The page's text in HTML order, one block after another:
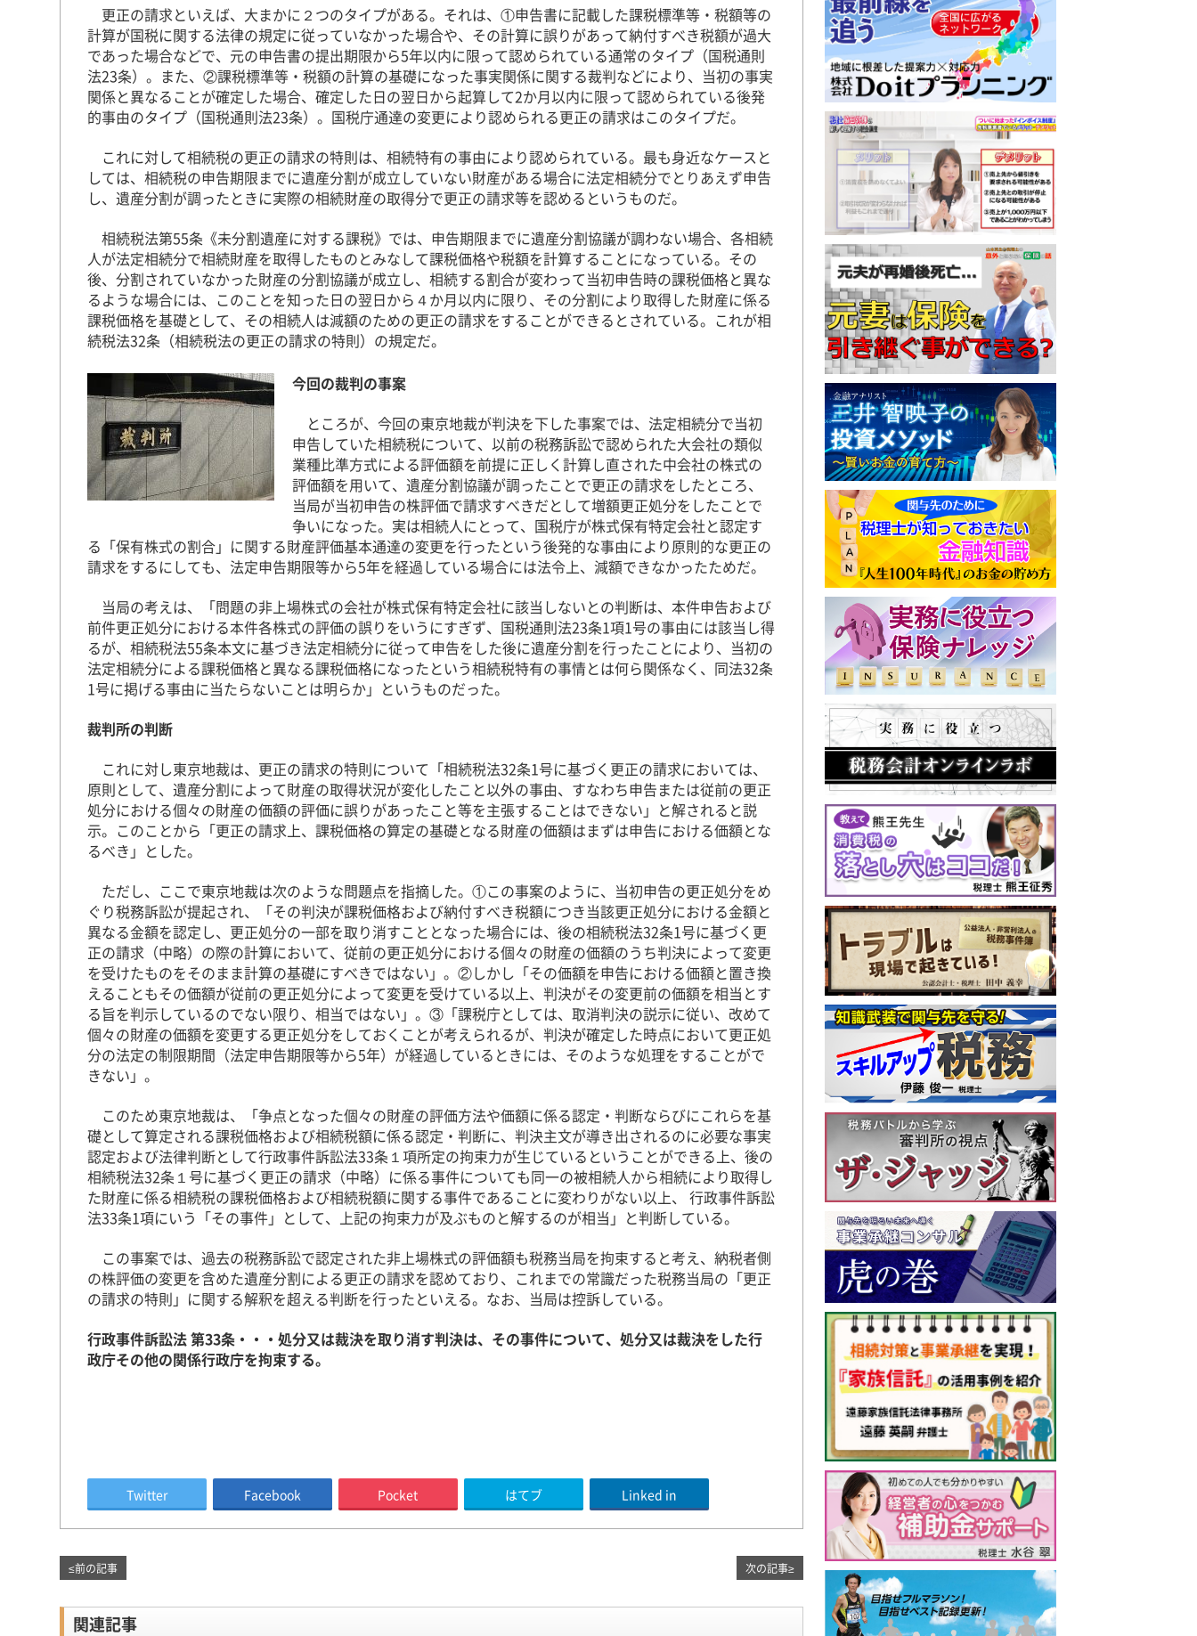
更正の請求といえば、大まかに２つのタイプがある。それは、①申告書に記載した課税標準等・税額等の
計算が国税に関する法律の規定に従っていなかった場合や、その計算に誤りがあって納付すべき税額が過大
であった場合などで、元の申告書の提出期限から5年以内に限って認められている通常のタイプ（国税通則
法23条）。また、②課税標準等・税額の計算の基礎になった事実関係に関する裁判などにより、当初の事実
関係と異なることが確定した場合、確定した日の翌日から起算して2か月以内に限って認められている後発
的事由のタイプ（国税通則法23条）。国税庁通達の変更により認められる更正の請求はこのタイプだ。
これに対して相続税の更正の請求の特則は、相続特有の事由により認められている。最も身近なケースと
しては、相続税の申告期限までに遺産分割が成立していない財産がある場合に法定相続分でとりあえず申告
し、遺産分割が調ったときに実際の相続財産の取得分で更正の請求等を認めるというものだ。
相続税法第55条《未分割遺産に対する課税》では、申告期限までに遺産分割協議が調わない場合、各相続
人が法定相続分で相続財産を取得したものとみなして課税価格や税額を計算することになっている。その
後、分割されていなかった財産の分割協議が成立し、相続する割合が変わって当初申告時の課税価格と異な
るような場合には、このことを知った日の翌日から４か月以内に限り、その分割により取得した財産に係る
課税価格を基礎として、その相続人は減額のための更正の請求をすることができるとされている。これが相
続税法32条（相続税法の更正の請求の特則）の規定だ。
今回の裁判の事案
ところが、今回の東京地裁が判決を下した事案では、法定相続分で当初
申告していた相続税について、以前の税務訴訟で認められた大会社の類似
業種比準方式による評価額を前提に正しく計算し直された中会社の株式の
評価額を用いて、遺産分割協議が調ったことで更正の請求をしたところ、
当局が当初申告の株評価で請求すべきだとして増額更正処分をしたことで
争いになった。実は相続人にとって、国税庁が株式保有特定会社と認定す
る「保有株式の割合」に関する財産評価基本通達の変更を行ったという後発的な事由により原則的な更正の
請求をするにしても、法定申告期限等から5年を経過している場合には法令上、減額できなかったためだ。
当局の考えは、「問題の非上場株式の会社が株式保有特定会社に該当しないとの判断は、本件申告および
前件更正処分における本件各株式の評価の誤りをいうにすぎず、国税通則法23条1項1号の事由には該当し得
るが、相続税法55条本文に基づき法定相続分に従って申告をした後に遺産分割を行ったことにより、当初の
法定相続分による課税価格と異なる課税価格になったという相続税特有の事情とは何ら関係なく、同法32条
1号に掲げる事由に当たらないことは明らか」というものだった。
裁判所の判断
これに対し東京地裁は、更正の請求の特則について「相続税法32条1号に基づく更正の請求においては、
原則として、遺産分割によって財産の取得状況が変化したこと以外の事由、すなわち申告または従前の更正
処分における個々の財産の価額の評価に誤りがあったこと等を主張することはできない」と解されると説
示。このことから「更正の請求上、課税価格の算定の基礎となる財産の価額はまずは申告における価額とな
るべき」とした。
ただし、ここで東京地裁は次のような問題点を指摘した。①この事案のように、当初申告の更正処分をめ
ぐり税務訴訟が提起され、「その判決が課税価格および納付すべき税額につき当該更正処分における金額と
異なる金額を認定し、更正処分の一部を取り消すこととなった場合には、後の相続税法32条1号に基づく更
正の請求（中略）の際の計算において、従前の更正処分における個々の財産の価額のうち判決によって変更
を受けたものをそのまま計算の基礎にすべきではない」。②しかし「その価額を申告における価額と置き換
えることもその価額が従前の更正処分によって変更を受けている以上、判決がその変更前の価額を相当とす
る旨を判示しているのでない限り、相当ではない」。③「課税庁としては、取消判決の説示に従い、改めて
個々の財産の価額を変更する更正処分をしておくことが考えられるが、判決が確定した時点において更正処
分の法定の制限期間（法定申告期限等から5年）が経過しているときには、そのような処理をすることがで
きない」。
このため東京地裁は、「争点となった個々の財産の評価方法や価額に係る認定・判断ならびにこれらを基
礎として算定される課税価格および相続税額に係る認定・判断に、判決主文が導き出されるのに必要な事実
認定および法律判断として行政事件訴訟法33条１項所定の拘束力が生じているということができる上、後の
相続税法32条１号に基づく更正の請求（中略）に係る事件についても同一の被相続人から相続により取得し
た財産に係る相続税の課税価格および相続税額に関する事件であることに変わりがない以上、 行政事件訴訟
法33条1項にいう「その事件」として、上記の拘束力が及ぶものと解するのが相当」と判断している。
この事案では、過去の税務訴訟で認定された非上場株式の評価額も税務当局を拘束すると考え、納税者側
の株評価の変更を含めた遺産分割による更正の請求を認めており、これまでの常識だった税務当局の「更正
の請求の特則」に関する解釈を超える判断を行ったといえる。なお、当局は控訴している。
行政事件訴訟法 第33条・・・処分又は裁決を取り消す判決は、その事件について、処分又は裁決をした行
政庁その他の関係行政庁を拘束する。
Twitter Facebook Pocket はてブ Linked in
≤前の記事 次の記事≥
関連記事